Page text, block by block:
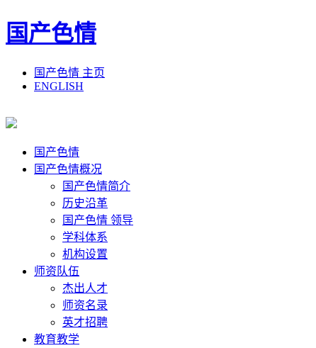
国产色情
国产色情 主页
ENGLISH
国产色情
国产色情概况
国产色情简介
历史沿革
国产色情 领导
学科体系
机构设置
师资队伍
杰出人才
师资名录
英才招聘
教育教学